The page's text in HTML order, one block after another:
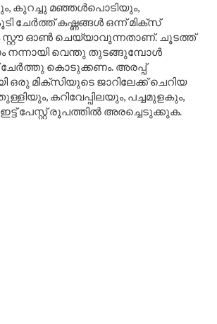
കുറച്ചു മഞ്ഞൾപൊടിയും,
ചേർത്ത് കഷ്ണങ്ങൾ ഒന്ന് മിക്സ്
ഓൺ ചെയ്യാവുന്നതാണ്. ചൂടത്ത്
നന്നായി വെന്തു തുടങ്ങുമ്പോൾ
ചേർത്തു കൊടുക്കണം. അരപ്പ്
ഒരു മിക്സിയുടെ ജാറിലേക്ക് ചെറിയ
കറിവേപ്പിലയും, പച്ചമുളകും,
പേസ്റ്റ് രൂപത്തിൽ അരച്ചെടുക്കുക.